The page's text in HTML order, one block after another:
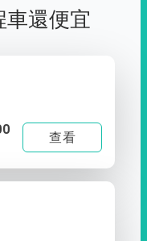
車還便宜
查看